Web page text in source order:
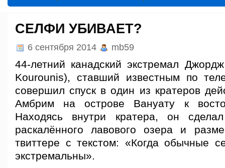
СЕЛФИ УБИВАЕТ?
6 сентября 2014 mb59
44-летний канадский экстремал
Kourounis), ставший известным по
совершил спуск в один из кратеров
Амбрим на острове Вануату к
Находясь внутри кратера, он
раскалённого лавового озера и
твиттере с текстом: «Когда обычные
экстремальны».